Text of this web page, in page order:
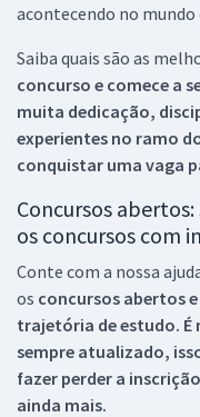
acontecendo no mundo
Saiba quais são as
concurso e comece a
muita dedicação,
experientes no ramo
conquistar uma vaga
Concursos
os concursos com
Conte com a nossa
os concursos abertos
trajetória de estudo.
sempre atualizado,
fazer perder a
ainda mais.